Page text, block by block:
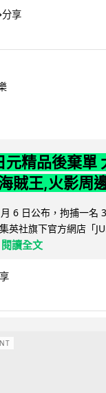
分享
元精品後棄單
賊王,火影周
6 日公布，拘捕一名
英社旗下官方網店「
閱讀全文